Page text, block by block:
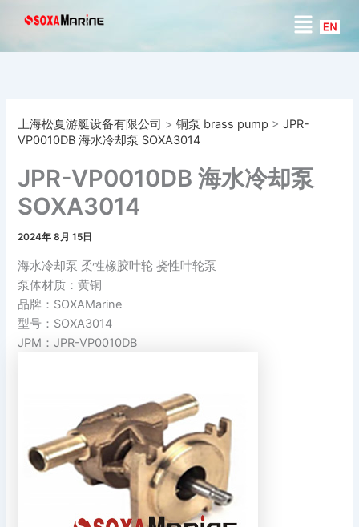
菜
单
上海松夏游艇设备有限公司 >铜泵 brass pump >JPR-
VP0010DB 海水冷却泵 SOXA3014
JPR-VP0010DB 海水冷却泵
SOXA3014
2024年 8月 15日
海水冷却泵 柔性橡胶叶轮 挠性叶轮泵
泵体材质：黄铜
品牌：SOXAMarine
型号：SOXA3014
JPM：JPR-VP0010DB
索